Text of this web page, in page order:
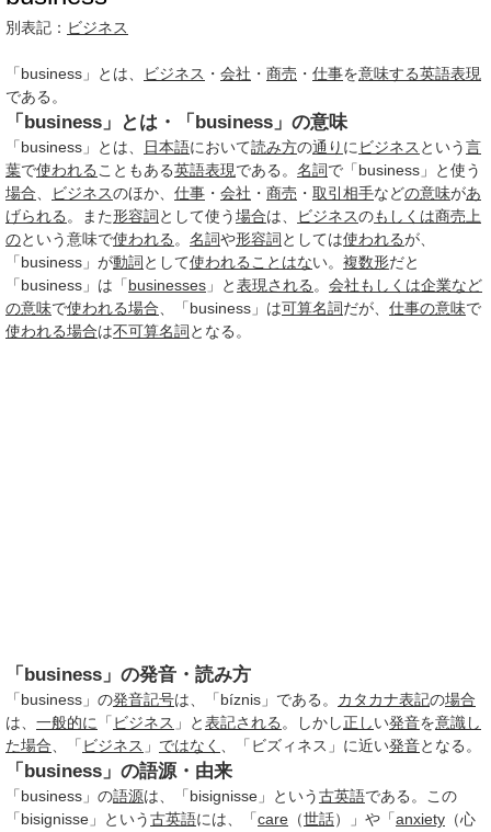
別表記： ビジネス
「business」とは、 ビジネス ・ 会社 ・ 商売 ・ 仕事を意味する英語表現
である。
「business」とは・「business」の意味
「business」とは、 日本語において読み方の通り に ビジネス という言
葉で使われる こともある英語表現である。 名詞で「business」と使う
場合
ビジネスのほか、 仕事 ・ 会社 ・ 商売 ・ 取引 相手などの意味があ
げられる 。また形容詞として使う場合は、 ビジネスのもしくは商売 上
のという意味で使われる 。 名詞や形容詞としては使われるが、
「business」が動詞として使われる ことはない。 複数形だと
「business」は「businesses 」と表現される 。 会社もしくは企業など
の意味で使われる場合 、「business」は可算名詞だが、 仕事の意味で
使われる場合は不可算名詞となる。
「business」の発音・読み方
「business」の発音記号は、「bíznis」である。 カタカナ表記の場合
は、 一般的に 「 ビジネス 」と表記される 。しかし正しい発音を意識し
た場合 、「 ビジネス 」 ではなく 、「ビズィネス」に近い発音となる。
「business」の語源・由来
「business」の語源は、「bisignisse」という古英語である。この
「bisignisse」という古英語には、「care （世話）」や「anxiety （心